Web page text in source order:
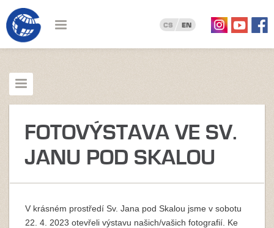
CS EN
FOTOVÝSTAVA VE SV.
JANU POD SKALOU
V krásném prostředí Sv. Jana pod Skalou jsme v sobotu
22. 4. 2023 otevřeli výstavu našich/vašich fotografií. Ke